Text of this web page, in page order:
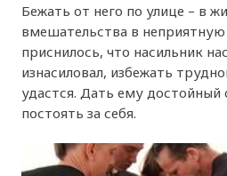
Бежать от него по улице – в
вмешательства в
приснилось, что насильник
изнасиловал, избежать
удастся. Дать ему
постоять за себя.